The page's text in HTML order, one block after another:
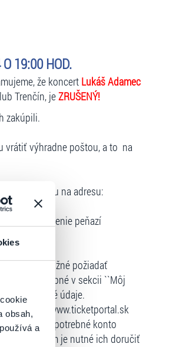
obsah,
a
19:00 HOD.
že koncert Lukáš Adamec
Trenčín, jeZRUŠENÝ!
zakúpili.
vrátiť výhradne poštou, a to na
zaslať poštou na adresu:
o vrátenie peňazí
je možné požiadať
je potrebné v sekcii ``Môj
požadované údaje.
na stránke www.ticketportal.sk
a je potrebné konto
kuriérom je nutné ich doručiť